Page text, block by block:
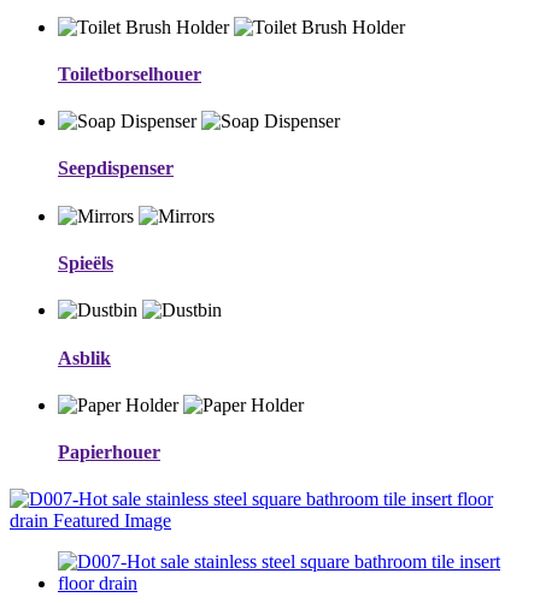
Toiletborselhouer
Seepdispenser
Spieëls
Asblik
Papierhouer